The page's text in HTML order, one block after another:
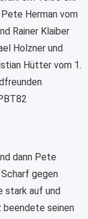
Herman vom
Rainer Klaiber
Holzner und
Hütter vom 1.
dann Pete
gegen
stark auf und
beendete seinen